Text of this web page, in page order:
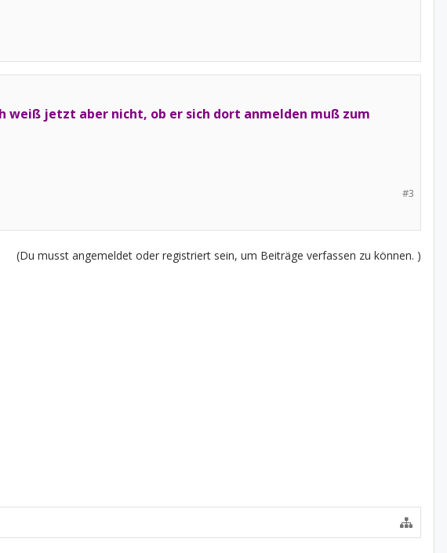
weiß jetzt aber nicht, ob er sich dort anmelden muß zum
#3
(Du musst angemeldet oder registriert sein, um Beiträge verfassen zu können. )